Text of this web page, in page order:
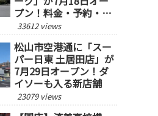
プン！料金・予約・営
業時間を紹介
33612 views
松山市空港通に「スー
パー日東 土居田店」が
7月29日オープン！ダ
イソーも入る新店舗
23079 views